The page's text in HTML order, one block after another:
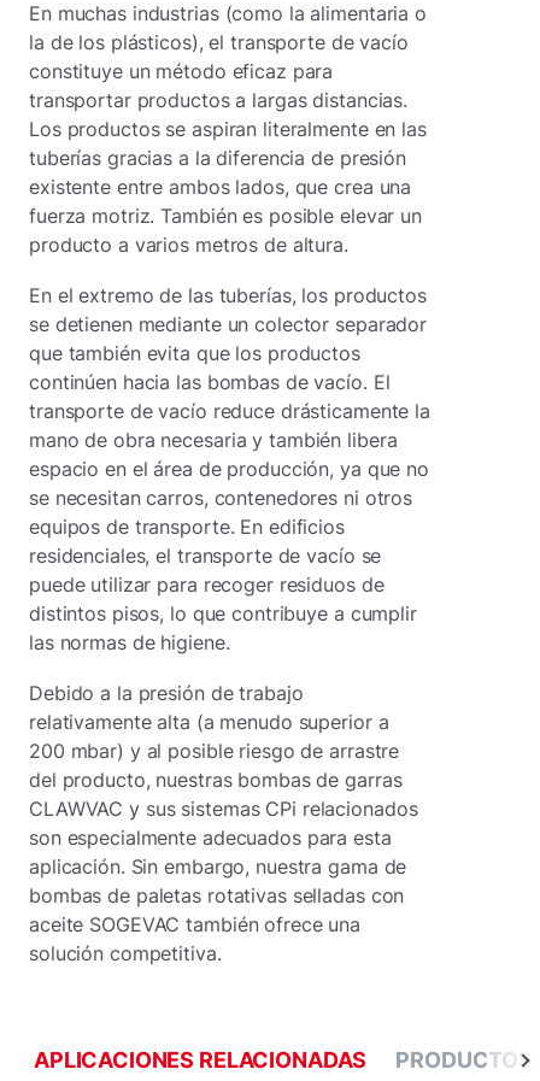
En muchas industrias (como la alimentaria o
la de los plásticos), el transporte de vacío
constituye un método eficaz para
transportar productos a largas distancias.
Los productos se aspiran literalmente en las
tuberías gracias a la diferencia de presión
existente entre ambos lados, que crea una
fuerza motriz. También es posible elevar un
producto a varios metros de altura.
En el extremo de las tuberías, los productos
se detienen mediante un colector separador
que también evita que los productos
continúen hacia las bombas de vacío. El
transporte de vacío reduce drásticamente la
mano de obra necesaria y también libera
espacio en el área de producción, ya que no
se necesitan carros, contenedores ni otros
equipos de transporte. En edificios
residenciales, el transporte de vacío se
puede utilizar para recoger residuos de
distintos pisos, lo que contribuye a cumplir
las normas de higiene.
Debido a la presión de trabajo
relativamente alta (a menudo superior a
200 mbar) y al posible riesgo de arrastre
del producto, nuestras bombas de garras
CLAWVAC y sus sistemas CPi relacionados
son especialmente adecuados para esta
aplicación. Sin embargo, nuestra gama de
bombas de paletas rotativas selladas con
aceite SOGEVAC también ofrece una
solución competitiva.
APLICACIONES RELACIONADAS PRODUCTOS